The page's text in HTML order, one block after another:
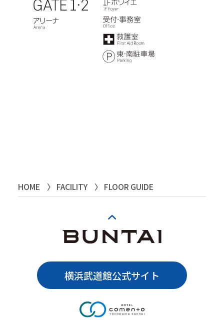
HOME FACILITY FLOOR GUIDE
横浜武道館公式サイト